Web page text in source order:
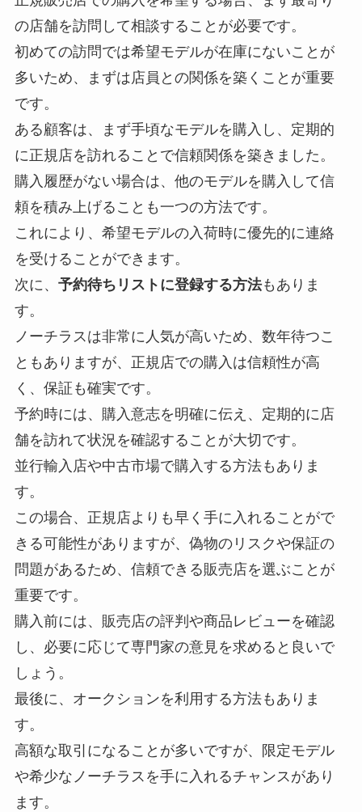
の店舗を訪問して相談することが必要です。
初めての訪問では希望モデルが在庫にないことが
多いため、まずは店員との関係を築くことが重要
です。
ある顧客は、まず手頃なモデルを購入し、定期的
に正規店を訪れることで信頼関係を築きました。
購入履歴がない場合は、他のモデルを購入して信
頼を積み上げることも一つの方法です。
これにより、希望モデルの入荷時に優先的に連絡
を受けることができます。
次に、 予約待ちリストに登録する方法もありま
す。
ノーチラスは非常に人気が高いため、数年待つこ
ともありますが、正規店での購入は信頼性が高
く、保証も確実です。
予約時には、購入意志を明確に伝え、定期的に店
舗を訪れて状況を確認することが大切です。
並行輸入店や中古市場で購入する方法もありま
す。
この場合、正規店よりも早く手に入れることがで
きる可能性がありますが、偽物のリスクや保証の
問題があるため、信頼できる販売店を選ぶことが
重要です。
購入前には、販売店の評判や商品レビューを確認
し、必要に応じて専門家の意見を求めると良いで
しょう。
最後に、オークションを利用する方法もありま
す。
高額な取引になることが多いですが、限定モデル
や希少なノーチラスを手に入れるチャンスがあり
ます。